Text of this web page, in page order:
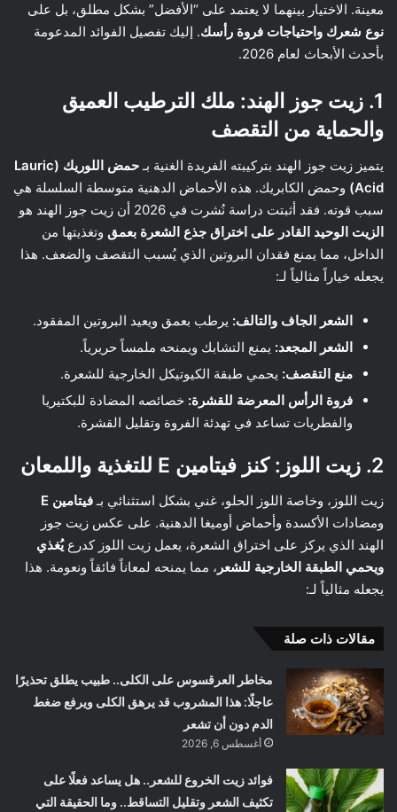
معينة. الاختيار بينهما لا يعتمد على “الأفضل” بشكل مطلق، بل على
نوع شعرك واحتياجات فروة رأسك. إليك تفصيل الفوائد المدعومة
بأحدث الأبحاث لعام 2026.
1. زيت جوز الهند: ملك الترطيب العميق
والحماية من التقصف
يتميز زيت جوز الهند بتركيبته الفريدة الغنية بـ
حمض اللوريك (Lauric
Acid) وحمض الكابريك. هذه الأحماض الدهنية متوسطة السلسلة هي
سبب قوته. فقد أثبتت دراسة نُشرت في 2026 أن زيت جوز الهند هو
الزيت الوحيد القادر على اختراق جذع الشعرة بعمق وتغذيتها من
الداخل، مما يمنع فقدان البروتين الذي يُسبب التقصف والضعف. هذا
يجعله خياراً مثالياً لـ:
الشعر الجاف والتالف: يرطب بعمق ويعيد البروتين المفقود.
الشعر المجعد: يمنع التشابك ويمنحه ملمساً حريرياً.
منع التقصف: يحمي طبقة الكيوتيكل الخارجية للشعرة.
فروة الرأس المعرضة للقشرة: خصائصه المضادة للبكتيريا
والفطريات تساعد في تهدئة الفروة وتقليل القشرة.
2. زيت اللوز: كنز فيتامين E للتغذية واللمعان
زيت اللوز، وخاصة اللوز الحلو، غني بشكل استثنائي بـفيتامين E
ومضادات الأكسدة وأحماض أوميغا الدهنية. على عكس زيت جوز
الهند الذي يركز على اختراق الشعرة، يعمل زيت اللوز كدرعيُغذي
ويحمي الطبقة الخارجية للشعر ، مما يمنحه لمعاناً فائقاً ونعومة. هذا
يجعله مثالياً لـ:
مقالات ذات صلة
مخاطر العرقسوس على الكلى.. طبيب يطلق تحذيرًا
عاجلًا: هذا المشروب قد يرهق الكلى ويرفع ضغط
الدم دون أن تشعر
أغسطس 6, 2026
فوائد زيت الخروع للشعر.. هل يساعد فعلًا على
تكثيف الشعر وتقليل التساقط.. وما الحقيقة التي